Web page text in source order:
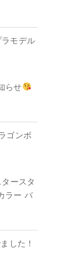
モデル
らせ
ゴンボ
ースタ
ラー バ
した！